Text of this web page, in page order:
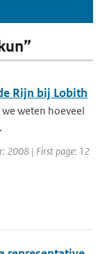
Rijn bij Lobith
weten hoeveel
2008 | First page: 12